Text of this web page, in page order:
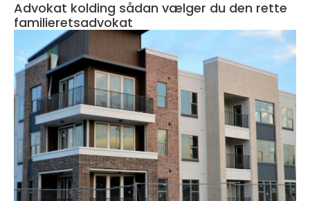
Advokat kolding sådan vælger du den rette
familieretsadvokat